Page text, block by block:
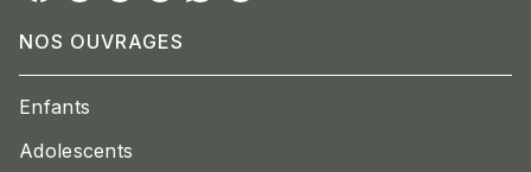
NOS OUVRAGES
Enfants
Adolescents